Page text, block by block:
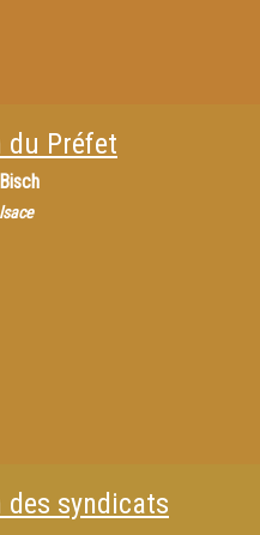
du Préfet
des syndicats